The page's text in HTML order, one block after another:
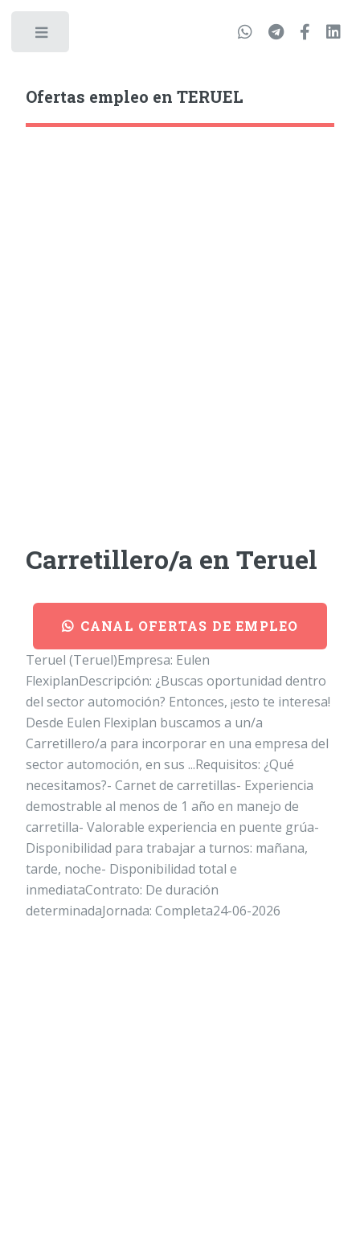
Ofertas empleo en TERUEL
Carretillero/a en Teruel
CANAL OFERTAS DE EMPLEO
Teruel (Teruel)Empresa: Eulen
FlexiplanDescripción: ¿Buscas oportunidad dentro
del sector automoción? Entonces, ¡esto te interesa!
Desde Eulen Flexiplan buscamos a un/a
Carretillero/a para incorporar en una empresa del
sector automoción, en sus ...Requisitos: ¿Qué
necesitamos?- Carnet de carretillas- Experiencia
demostrable al menos de 1 año en manejo de
carretilla- Valorable experiencia en puente grúa-
Disponibilidad para trabajar a turnos: mañana,
tarde, noche- Disponibilidad total e
inmediataContrato: De duración
determinadaJornada: Completa24-06-2026